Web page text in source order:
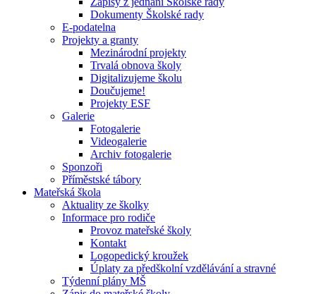
Dokumenty Školské rady
E-podatelna
Projekty a granty
Mezinárodní projekty
Trvalá obnova školy
Digitalizujeme školu
Doučujeme!
Projekty ESF
Galerie
Fotogalerie
Videogalerie
Archiv fotogalerie
Sponzoři
Příměstské tábory
Mateřská škola
Aktuality ze školky
Informace pro rodiče
Provoz mateřské školy
Kontakt
Logopedický kroužek
Úplaty za předškolní vzdělávání a stravné
Týdenní plány MŠ